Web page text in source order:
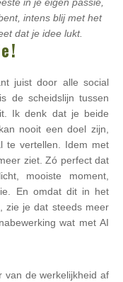
intens blij met het
dat je idee lukt.
juist door alle social
de scheidslijn tussen
Ik denk dat je beide
nooit een doel zijn,
te vertellen. Idem met
ziet. Zó perfect dat
mooiste moment,
En omdat dit in het
zie je dat steeds meer
wat met AI
van de werkelijkheid af